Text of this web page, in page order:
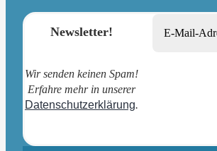
Newsletter!
Wir senden keinen Spam!
Erfahre mehr in unserer
Datenschutzerklärung.